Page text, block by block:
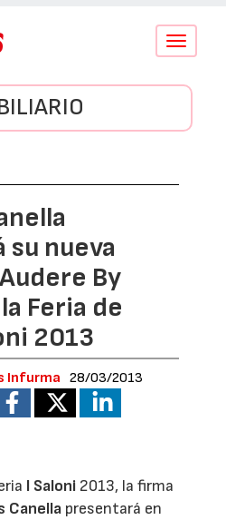
Conmutar
nueva
By
Feria de
2013
Infurma 28/03/2013
I Saloni 2013, la firma
Canella presentará en